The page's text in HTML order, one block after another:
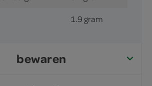
1.9 gram
bewaren